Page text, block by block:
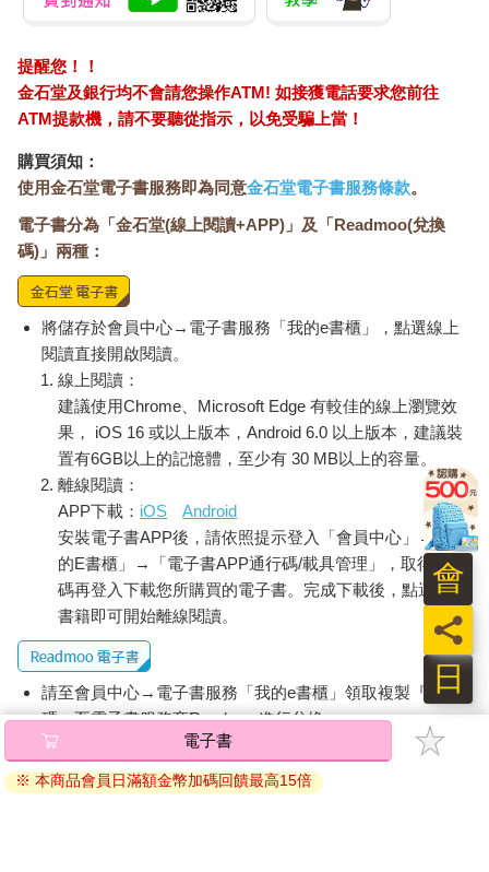
提醒您！！
金石堂及銀行均不會請您操作ATM! 如接獲電話要求您前往
ATM提款機，請不要聽從指示，以免受騙上當！
購買須知：
使用金石堂電子書服務即為同意金石堂電子書服務條款。
電子書分為「金石堂(線上閱讀+APP)」及「Readmoo(兌換
碼)」兩種：
將儲存於會員中心→電子書服務「我的e書櫃」，點選線上
閱讀直接開啟閱讀。
線上閱讀：
建議使用Chrome、Microsoft Edge 有較佳的線上瀏覽效
果， iOS 16 或以上版本，Android 6.0 以上版本，建議裝
置有6GB以上的記憶體，至少有 30 MB以上的容量。
離線閱讀：
APP下載： iOS
Android
安裝電子書APP後，請依照提示登入「會員中心」→「我
的E書櫃」→「電子書APP通行碼/載具管理」，取得通行
碼再登入下載您所購買的電子書。完成下載後，點選任一
書籍即可開始離線閱讀。
請至會員中心→電子書服務「我的e書櫃」領取複製『兌換
碼』至電子書服務商Readmoo進行兌換。
退換貨須知：
因版權保護，您在金石堂所購買的電子書僅能以金石堂專屬
日
員
會